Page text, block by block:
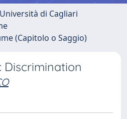
di Cagliari
(Capitolo o Saggio)
Discrimination